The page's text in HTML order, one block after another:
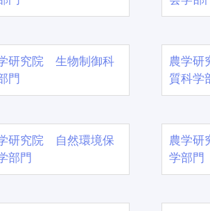
研究院 生物制御科
門
農学
質科学
研究院 自然環境保
部門
農学
学部門